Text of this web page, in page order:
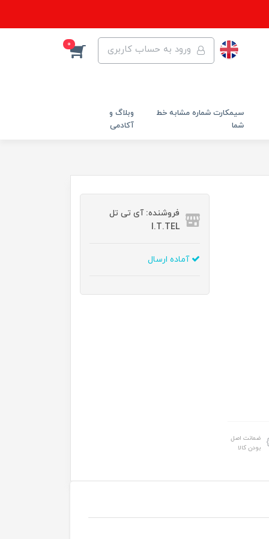
ورود به حساب کاربری 0
سیمکارت شماره مشابه خط
شما
وبلاگ و
آکادمی
ضمانت اصل
بودن کالا
فروشنده: آی تی تل
I.T.TEL
آماده ارسال